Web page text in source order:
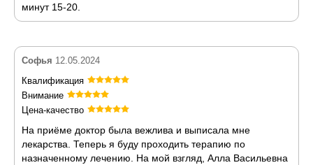
минут 15-20.
Софья 12.05.2024
Квалификация
Внимание
Цена-качество
На приёме доктор была вежлива и выписала мне
лекарства. Теперь я буду проходить терапию по
назначенному лечению. На мой взгляд, Алла Васильевна